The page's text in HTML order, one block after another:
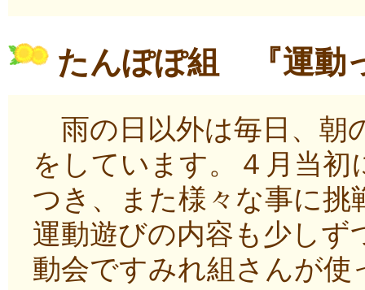
たんぽぽ組 『運動
雨の日以外は毎日、朝
をしています。４月当
つき、また様々な事に
運動遊びの内容も少し
動会ですみれ組さんが